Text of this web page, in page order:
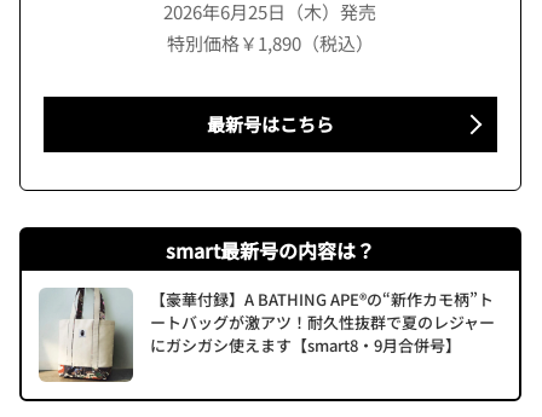
2026年6月25日（木）発売
特別価格￥1,890（税込）
最新号はこちら
smart最新号の内容は？
【豪華付録】A BATHING APE®の“新作カモ柄”ト
ートバッグが激アツ！耐久性抜群で夏のレジャー
にガシガシ使えます【smart8・9月合併号】